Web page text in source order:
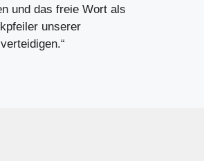
und das freie Wort als
unserer